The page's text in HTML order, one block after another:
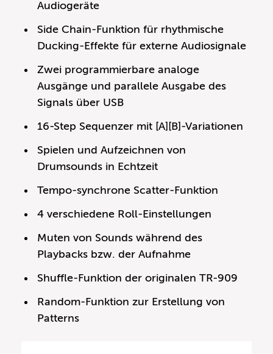
Audiogeräte
Side Chain-Funktion für rhythmische
Ducking-Effekte für externe Audiosignale
Zwei programmierbare analoge
Ausgänge und parallele Ausgabe des
Signals über USB
16-Step Sequenzer mit [A][B]-Variationen
Spielen und Aufzeichnen von
Drumsounds in Echtzeit
Tempo-synchrone Scatter-Funktion
4 verschiedene Roll-Einstellungen
Muten von Sounds während des
Playbacks bzw. der Aufnahme
Shuffle-Funktion der originalen TR-909
Random-Funktion zur Erstellung von
Patterns